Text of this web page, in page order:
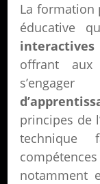
La formation
éducative
interactives
offrant aux
principes de
technique
notamment